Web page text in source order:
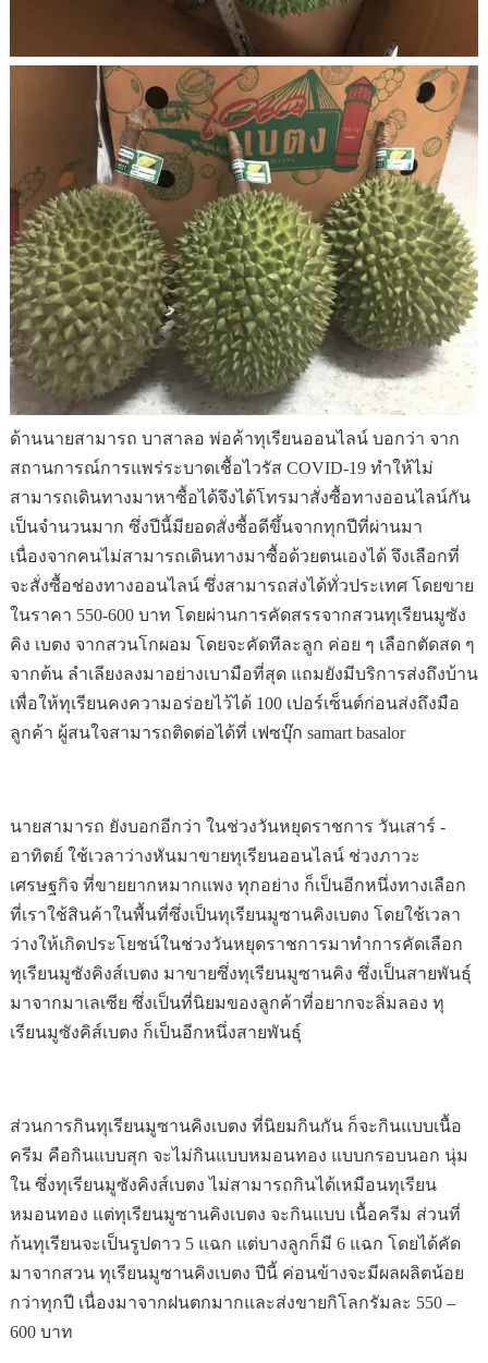
ด้านนายสามารถ บาสาลอ พ่อค้าทุเรียนออนไลน์ บอกว่า จาก
สถานการณ์การแพร่ระบาดเชื้อไวรัส COVID-19 ทำให้ไม่
สามารถเดินทางมาหาซื้อได้จึงได้โทรมาสั่งซื้อทางออนไลน์กัน
เป็นจำนวนมาก ซึ่งปีนี้มียอดสั่งซื้อดีขึ้นจากทุกปีที่ผ่านมา
เนื่องจากคนไม่สามารถเดินทางมาซื้อด้วยตนเองได้ จึงเลือกที่
จะสั่งซื้อช่องทางออนไลน์ ซึ่งสามารถส่งได้ทั่วประเทศ โดยขาย
ในราคา 550-600 บาท โดยผ่านการคัดสรรจากสวนทุเรียนมูซัง
คิง เบตง จากสวนโกผอม โดยจะคัดทีละลูก ค่อย ๆ เลือกตัดสด ๆ
จากต้น ลำเลียงลงมาอย่างเบามือที่สุด แถมยังมีบริการส่งถึงบ้าน
เพื่อให้ทุเรียนคงความอร่อยไว้ได้ 100 เปอร์เซ็นต์ก่อนส่งถึงมือ
ลูกค้า ผู้สนใจสามารถติดต่อได้ที่ เฟซบุ๊ก samart basalor
นายสามารถ ยังบอกอีกว่า ในช่วงวันหยุดราชการ วันเสาร์ -
อาทิตย์ ใช้เวลาว่างหันมาขายทุเรียนออนไลน์ ช่วงภาวะ
เศรษฐกิจ ที่ขายยากหมากแพง ทุกอย่าง ก็เป็นอีกหนึ่งทางเลือก
ที่เราใช้สินค้าในพื้นที่ซึ่งเป็นทุเรียนมูซานคิงเบตง โดยใช้เวลา
ว่างให้เกิดประโยชน์ในช่วงวันหยุดราชการมาทำการคัดเลือก
ทุเรียนมูซังคิงส์เบตง มาขายซึ่งทุเรียนมูซานคิง ซึ่งเป็นสายพันธุ์
มาจากมาเลเซีย ซึ่งเป็นที่นิยมของลูกค้าที่อยากจะลิ่มลอง ทุ
เรียนมูซังคิส์เบตง ก็เป็นอีกหนึ่งสายพันธุ์
ส่วนการกินทุเรียนมูซานคิงเบตง ที่นิยมกินกัน ก็จะกินแบบเนื้อ
ครีม คือกินแบบสุก จะไม่กินแบบหมอนทอง แบบกรอบนอก นุ่ม
ใน ซึ่งทุเรียนมูซังคิงส์เบตง ไม่สามารถกินได้เหมือนทุเรียน
หมอนทอง แต่ทุเรียนมูซานคิงเบตง จะกินแบบ เนื้อครีม ส่วนที่
ก้นทุเรียนจะเป็นรูปดาว 5 แฉก แต่บางลูกก็มี 6 แฉก โดยได้คัด
มาจากสวน ทุเรียนมูซานคิงเบตง ปีนี้ ค่อนข้างจะมีผลผลิตน้อย
กว่าทุกปี เนื่องมาจากฝนตกมากและส่งขายกิโลกรัมละ 550 –
600 บาท